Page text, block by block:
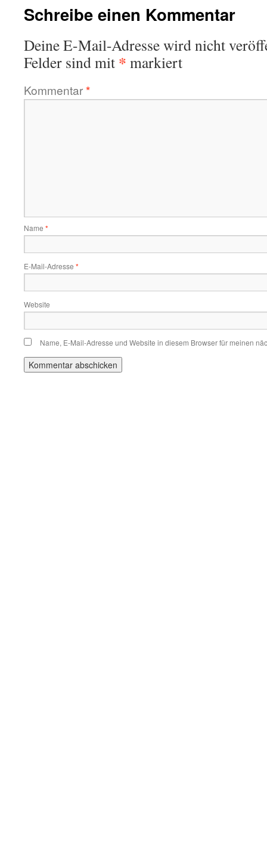
Schreibe einen Kommentar
Deine E-Mail-Adresse wird nicht
Felder sind mit * markiert
Kommentar*
Name *
E-Mail-Adresse *
Website
Name, E-Mail-Adresse und Website in diesem Browser für meinen